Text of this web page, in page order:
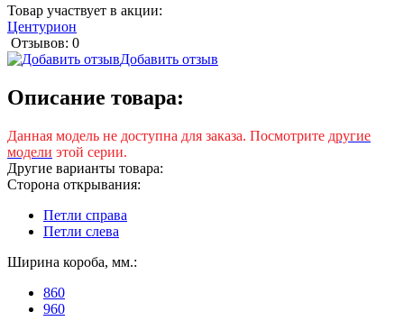
Товар участвует в акции:
Центурион
Отзывов: 0
Добавить отзыв
Описание товара:
Данная модель не доступна для заказа. Посмотрите другие
модели этой серии.
Другие варианты товара:
Сторона открывания:
Петли справа
Петли слева
Ширина короба, мм.:
860
960